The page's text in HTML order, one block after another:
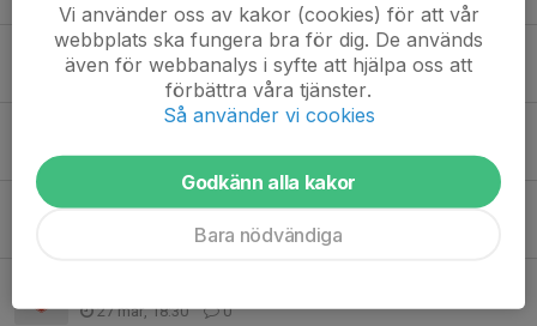
kundvagnsdragning startar idag
20 apr, 07:06 0
Vårens Kundvagnsdragning
14 apr, 00:29 0
Träning idag Inställd
0
27 mar, 18:30 0
Vi använder oss av kakor (cookies) för att vår
webbplats ska fungera bra för dig. De används
även för webbanalys i syfte att hjälpa oss att
förbättra våra tjänster.
Så använder vi cookies
Godkänn alla kakor
Bara nödvändiga